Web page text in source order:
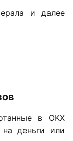
и далее
в OKX
деньги или